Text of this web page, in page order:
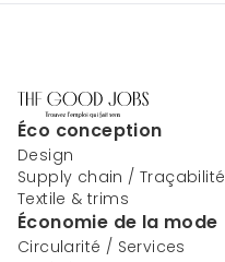
Éco conception
Design
Supply chain / Traçabilité
Textile & trims
Économie de la mode
Circularité / Services